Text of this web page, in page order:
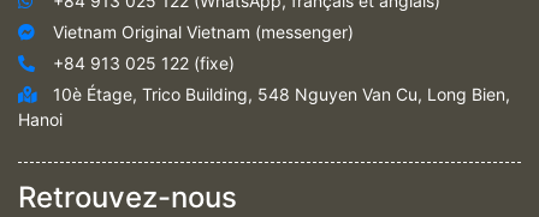
Vietnam Original Vietnam (messenger)
+84 913 025 122 (fixe)
10è Étage, Trico Building, 548 Nguyen Van Cu, Long Bien,
Hanoi
Retrouvez-nous